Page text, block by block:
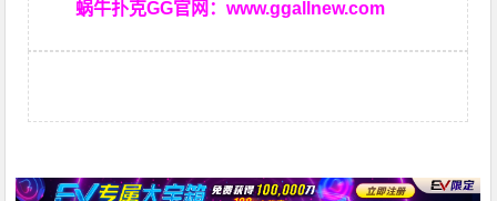
蜗牛扑克GG官网：www.ggallnew.com